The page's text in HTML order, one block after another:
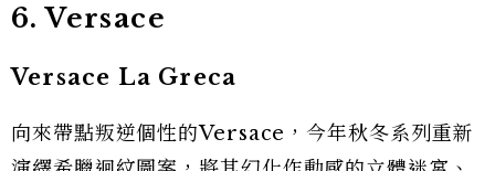
6. Versace
Versace La Greca
向來帶點叛逆個性的Versace，今年秋冬系列重新